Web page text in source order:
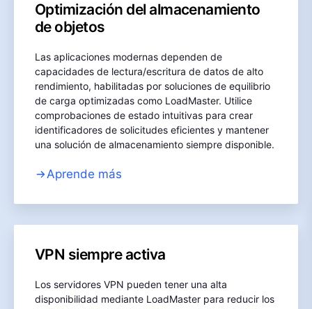
Optimización del almacenamiento
de objetos
Las aplicaciones modernas dependen de
capacidades de lectura/escritura de datos de alto
rendimiento, habilitadas por soluciones de equilibrio
de carga optimizadas como LoadMaster. Utilice
comprobaciones de estado intuitivas para crear
identificadores de solicitudes eficientes y mantener
una solución de almacenamiento siempre disponible.
Aprende más
VPN siempre activa
Los servidores VPN pueden tener una alta
disponibilidad mediante LoadMaster para reducir los